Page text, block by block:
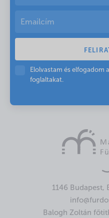
Elolvastam és elfogadom
foglaltakat.
1146 Budapest,
Balogh Zoltán